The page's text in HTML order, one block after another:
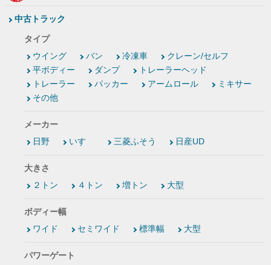
中古トラック
タイプ
ウイング
バン 冷凍車
クレーン/セルフ
平ボディー
ダンプ
トレーラーヘッド
トレーラー
パッカー アームロール
ミキサー
その他
メーカー
日野
いすゞ 三菱ふそう 日産UD
大きさ
２トン
４トン 増トン 大型
ボディー幅
ワイド
セミワイド 標準幅 大型
パワーゲート